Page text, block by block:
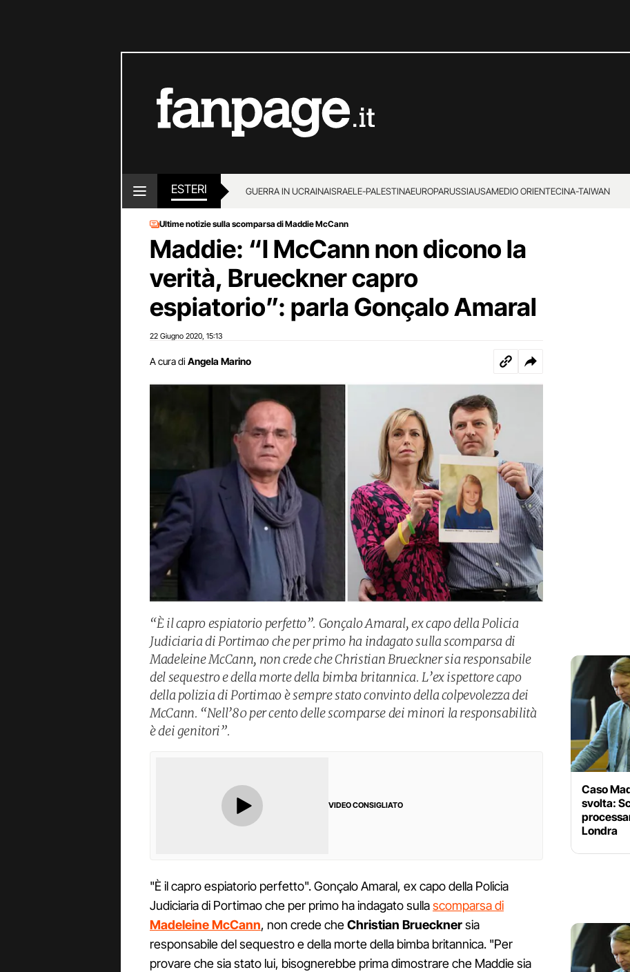
ESTERI GUERRA IN UCRAINAISRAELE-PALESTINAEUROPARUSSIAUSAMEDIO ORIENTECINA-TAIWAN
Ultime notizie sulla scomparsa di Maddie McCann
Maddie: “I McCann non dicono la
verità, Brueckner capro
espiatorio”: parla Gonçalo Amaral
22 Giugno 2020 15:13
A cura di Angela Marino
“È il capro espiatorio perfetto”. Gonçalo Amaral, ex capo della Policia
Judiciaria di Portimao che per primo ha indagato sulla scomparsa di
Madeleine McCann, non crede che Christian Brueckner sia responsabile
del sequestro e della morte della bimba britannica. L’ex ispettore capo
della polizia di Portimao è sempre stato convinto della colpevolezza dei
McCann. “Nell’80 per cento delle scomparse dei minori la responsabilità
è dei genitori”.
VIDEO CONSIGLIATO
"È il capro espiatorio perfetto". Gonçalo Amaral, ex capo della Policia
Judiciaria di Portimao che per primo ha indagato sullascomparsa di
Madeleine McCann, non crede cheChristian Bruecknersia
responsabile del sequestro e della morte della bimba britannica. "Per
provare che sia stato lui, bisognerebbe prima dimostrare che Maddie sia
Caso
svolta:
Londra